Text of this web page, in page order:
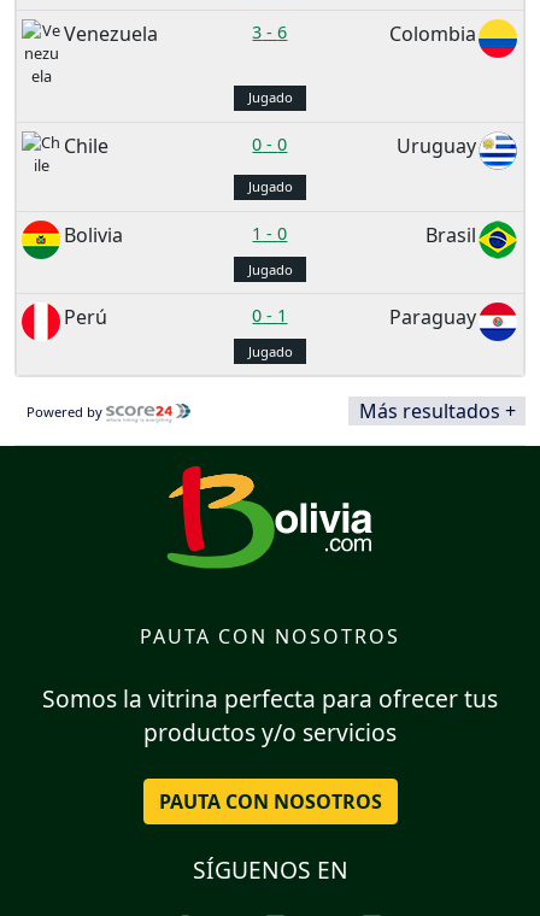
Venezuela 3 -6 Colombia
Jugado
Chile 0 -0 Uruguay
Jugado
Bolivia 1 -0 Brasil
Jugado
Perú 0 - 1 Paraguay
Jugado
Powered by Más resultados +
PAUTA CON NOSOTROS
Somos la vitrina perfecta para ofrecer tus
productos y/o servicios
PAUTA CON NOSOTROS
SÍGUENOS EN